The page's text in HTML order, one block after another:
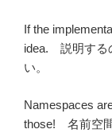
If the
idea. 説明する
い。
Namespaces
those! 名前空